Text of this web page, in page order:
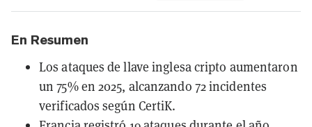
En Resumen
Los ataques de llave inglesa cripto aumentaron
un 75% en 2025, alcanzando 72 incidentes
verificados según CertiK.